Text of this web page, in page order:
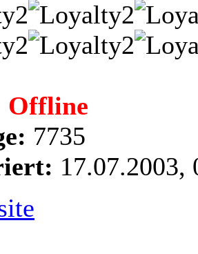
Offline
7735
17.07.2003,